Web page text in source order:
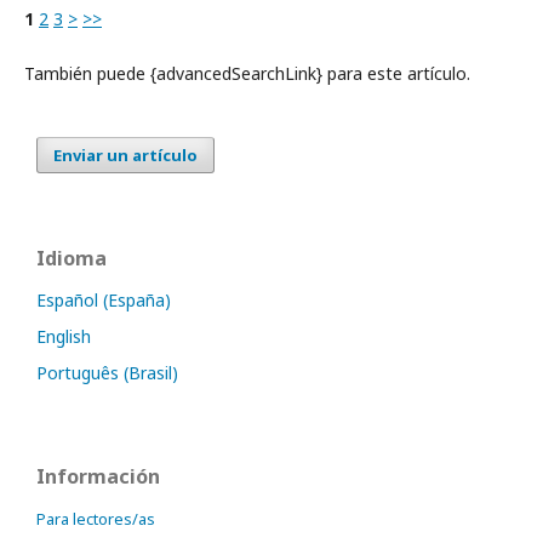
1 2 3 > >>
También puede {advancedSearchLink} para este artículo.
Enviar un artículo
Idioma
Español (España)
English
Português (Brasil)
Información
Para lectores/as